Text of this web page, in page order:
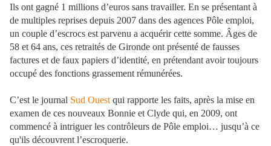
Ils ont gagné 1 millions d’euros sans travailler. En se présentant à
de multiples reprises depuis 2007 dans des agences Pôle emploi,
un couple d’escrocs est parvenu a acquérir cette somme. Âges de
58 et 64 ans, ces retraités de Gironde ont présenté de fausses
factures et de faux papiers d’identité, en prétendant avoir toujours
occupé des fonctions grassement rémunérées.
C’est le journal Sud Ouest qui rapporte les faits, après la mise en
examen de ces nouveaux Bonnie et Clyde qui, en 2009, ont
commencé à intriguer les contrôleurs de Pôle emploi… jusqu’à ce
qu'ils découvrent l’escroquerie.